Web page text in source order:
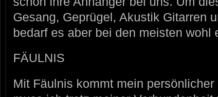
Gesang, Geprügel, Akustik Gitarren
bedarf es aber bei den meisten wohl
FÄULNIS
Mit Fäulnis kommt mein